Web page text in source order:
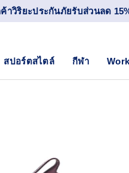
าวิริยะประกันภัยรับส่วนลด
สปอร์ตสไตล์ กีฬา